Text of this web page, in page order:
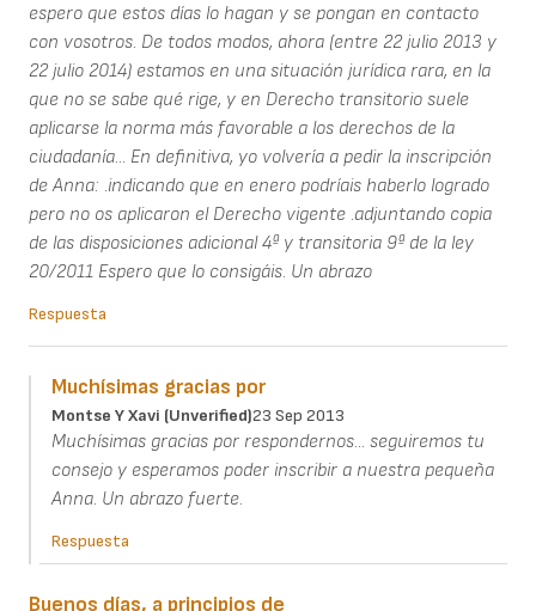
espero que estos días lo hagan y se pongan en contacto
con vosotros. De todos modos, ahora (entre 22 julio 2013 y
22 julio 2014) estamos en una situación jurídica rara, en la
que no se sabe qué rige, y en Derecho transitorio suele
aplicarse la norma más favorable a los derechos de la
ciudadanía... En definitiva, yo volvería a pedir la inscripción
de Anna: .indicando que en enero podríais haberlo logrado
pero no os aplicaron el Derecho vigente .adjuntando copia
de las disposiciones adicional 4ª y transitoria 9ª de la ley
20/2011 Espero que lo consigáis. Un abrazo
Respuesta
Muchísimas gracias por
Montse Y Xavi (unverified)23 Sep 2013
Muchísimas gracias por respondernos... seguiremos tu
consejo y esperamos poder inscribir a nuestra pequeña
Anna. Un abrazo fuerte.
Respuesta
Buenos días, a principios de